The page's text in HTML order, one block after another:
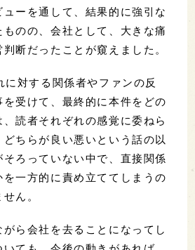
ーを通して、結果的に強引な
のの、会社として、大きな痛
断だったことが窺えました。
対する関係者やファンの反
受けて、最終的に本件をどの
読者それぞれの感覚に委ねら
ちらが良い悪いという話の以
ろっていない中で、直接関係
一方的に責め立ててしまうの
ん。
ら会社を去ることになってし